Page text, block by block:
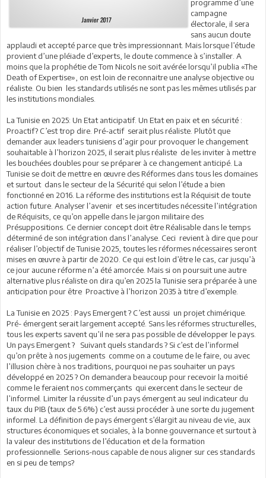
programme d’une
campagne
électorale, il sera
sans aucun doute
applaudi et accepté parce que très impressionnant. Mais lorsque l’étude
provient d’une pléiade d’experts, le doute commence à s’installer. A
moins que la prophétie de Tom Nicols ne soit avérée lorsqu’il publia «The
Death of Expertise», on est loin de reconnaitre une analyse objective ou
réaliste. Ou bien les standards utilisés ne sont pas les mêmes utilisés par
les institutions mondiales.
La Tunisie en 2025: Un Etat anticipatif. Un Etat en paix et en sécurité :
Proactif? C’est trop dire. Pré-actif serait plus réaliste. Plutôt que
demander aux leaders tunisiens d’agir pour provoquer le changement
souhaitable à l’horizon 2025, il serait plus réaliste de les inviter à mettre
les bouchées doubles pour se préparer à ce changement anticipé. La
Tunisie se doit de mettre en œuvre des Réformes dans tous les domaines
et surtout dans le secteur de la Sécurité qui selon l’étude a bien
fonctionné en 2016. La réforme des institutions est la Réquisit de toute
action future. Analyser l’avenir et ses incertitudes nécessite l’intégration
de Réquisits, ce qu’on appelle dans le jargon militaire des
Présuppositions. Ce dernier concept doit être Réalisable dans le temps
déterminé de son intégration dans l’analyse. Ceci revient à dire que pour
réaliser l’objectif de Tunisie 2025, toutes les réformes nécessaires seront
mises en œuvre à partir de 2020. Ce qui est loin d’être le cas, car jusqu’à
ce jour aucune réforme n’a été amorcée. Mais si on poursuit une autre
alternative plus réaliste on dira qu’en 2025 la Tunisie sera préparée à une
anticipation pour être Proactive à l’horizon 2035 à titre d’exemple.
La Tunisie en 2025 : Pays Emergent ? C’est aussi un projet chimérique.
Pré- émergent serait largement accepté. Sans les réformes structurelles,
tous les experts savent qu’il ne sera pas possible de développer le pays.
Un pays Emergent ? Suivant quels standards ? Si c’est de l’informel
qu’on prête à nos jugements comme on a coutume de le faire, ou avec
l’illusion chère à nos traditions, pourquoi ne pas souhaiter un pays
développé en 2025 ? On demandera beaucoup pour recevoir la moitié
comme le feraient nos commerçants qui exercent dans le secteur de
l’informel. Limiter la réussite d’un pays émergent au seul indicateur du
taux du PIB (taux de 5.6%) c’est aussi procéder à une sorte du jugement
informel. La définition de pays émergent s’élargit au niveau de vie, aux
structures économiques et sociales, à la bonne gouvernance et surtout à
la valeur des institutions de l’éducation et de la formation
professionnelle. Serions-nous capable de nous aligner sur ces standards
en si peu de temps?